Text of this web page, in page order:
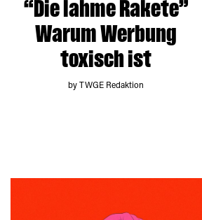
“Die lahme Rakete”
Warum Werbung
toxisch ist
by TWGE Redaktion